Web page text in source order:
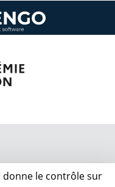
donne le contrôle sur